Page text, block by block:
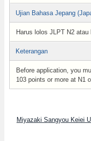
Ujian Bahasa Jepang
Harus lolos JLPT N2 atau
Keterangan
Before application, you
103 points or more at N1
Miyazaki Sangyou Keiei